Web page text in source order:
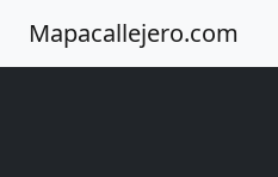
Mapacallejero.com